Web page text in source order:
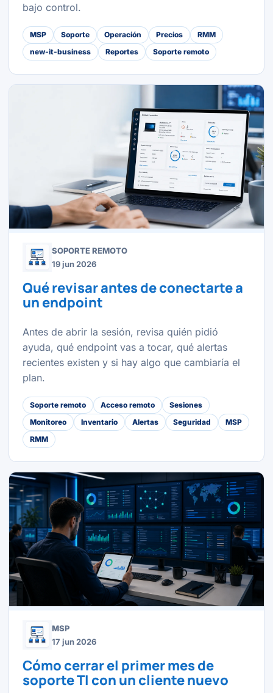
bajo control.
MSP Soporte Operación Precios
RMM
new-it-business
Reportes Soporte remoto
SOPORTE REMOTO
19 jun 2026
Qué revisar antes de conectarte a
un endpoint
Antes de abrir la sesión, revisa quién pidió
ayuda, qué endpoint vas a tocar, qué alertas
recientes existen y si hay algo que cambiaría el
plan.
Soporte remoto Acceso remoto
Sesiones
Monitoreo
Inventario Alertas Seguridad
MSP
RMM
MSP
17 jun 2026
Cómo cerrar el primer mes de
soporte TI con un cliente nuevo